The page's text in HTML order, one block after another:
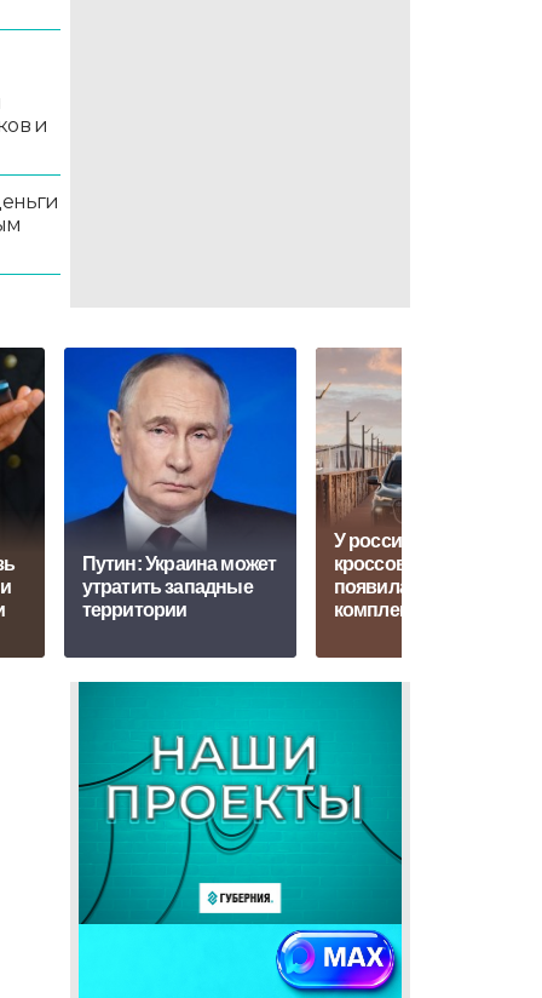
и
Путин: Украина может
утратить западные
территории
У российского
кроссовера Tenet T8
появилась новая
комплектация